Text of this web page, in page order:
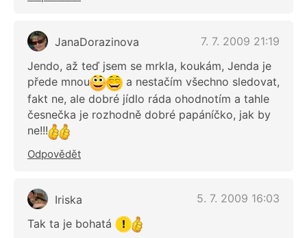
JanaDorazinova
7. 7. 2009 21:19
Jendo, až teď jsem se mrkla, koukám, Jenda je
přede mnou
a nestačím všechno sledovat,
fakt ne, ale dobré jídlo ráda ohodnotím a tahle
česnečka je rozhodně dobré papáníčko, jak by
ne!!!
Odpovědět
Iriska
5. 7. 2009 16:03
Tak ta je bohatá